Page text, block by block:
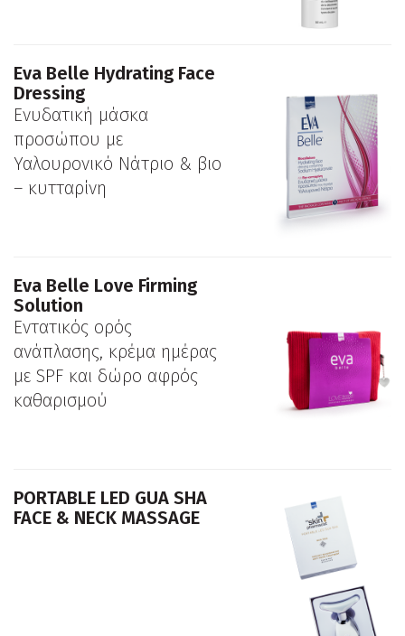
Eva Belle Hydrating Face
Dressing
Ενυδατική μάσκα
προσώπου με
Υαλουρονικό Νάτριο & βιο
– κυτταρίνη
Eva Belle Love Firming
Solution
Εντατικός ορός
ανάπλασης, κρέμα ημέρας
με SPF και δώρο αφρός
καθαρισμού
PORTABLE LED GUA SHA
FACE & NECK MASSAGE